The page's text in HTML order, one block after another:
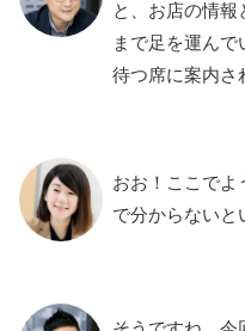
と、お店の情
まで足を運ん
待つ席に案内さ
おお！ここでよ
で分からないと